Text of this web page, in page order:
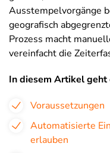
Ausstempelvorgänge
geografisch
Prozess macht
vereinfacht die
In diesem Artikel geht
Voraussetzungen
Automatisierte
erlauben